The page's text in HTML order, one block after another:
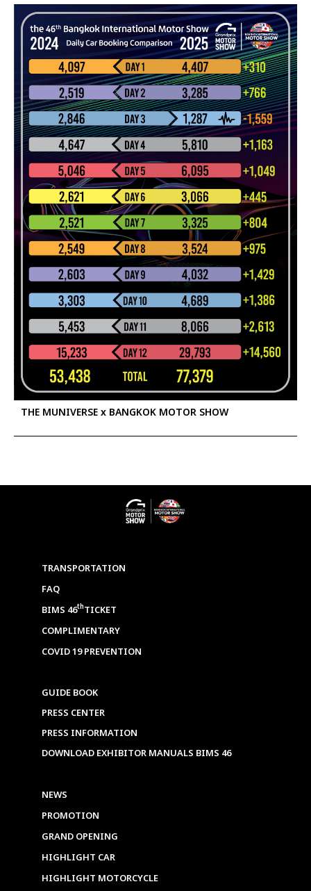
THE MUNIVERSE x BANGKOK MOTOR SHOW
TRANSPORTATION
FAQ
BIMS 46thTICKET
COMPLIMENTARY
COVID 19 PREVENTION
GUIDE BOOK
PRESS CENTER
PRESS INFORMATION
DOWNLOAD EXHIBITOR MANUALS BIMS 46
NEWS
PROMOTION
GRAND OPENING
HIGHLIGHT CAR
HIGHLIGHT MOTORCYCLE